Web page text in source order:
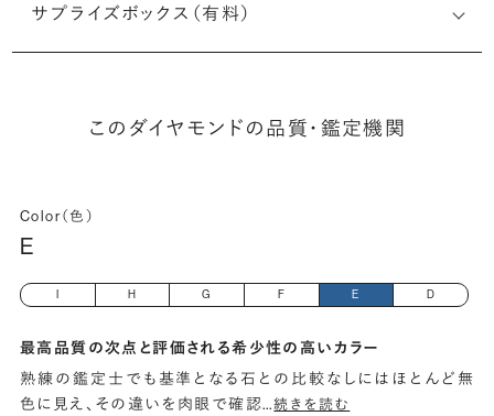
サプライズボックス（有料）
このダイヤモンドの品質・鑑定機関
Color（色）
E
H G F E D
最高品質の次点と評価される希少性の高いカラー
熟練の鑑定士でも基準となる石との比較なしにはほとんど無
色に見え、その違いを肉眼で確認…続きを読む